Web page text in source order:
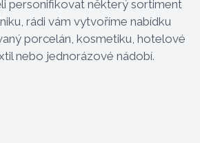
personifikovat některý sortiment
rádi vám vytvoříme nabídku
porcelán, kosmetiku, hotelové
nebo jednorázové nádobí.